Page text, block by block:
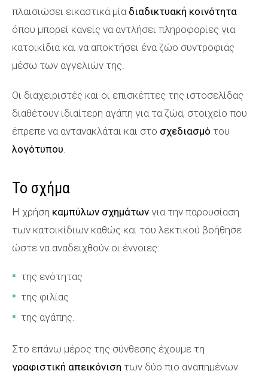
πλαισιώσει εικαστικά μία διαδικτυακή κοινότητα
όπου μπορεί κανείς να αντλήσει πληροφορίες για
κατοικίδια και να αποκτήσει ένα ζώο συντροφιάς
μέσω των αγγελιών της.
Οι διαχειριστές και οι επισκέπτες της ιστοσελίδας
διαθέτουν ιδιαίτερη αγάπη για τα ζώα, στοιχείο που
έπρεπε να αντανακλάται και στο σχεδιασμό του
λογότυπου.
Το σχήμα
Η χρήση καμπύλων σχημάτων για την παρουσίαση
των κατοικίδιων καθώς και του λεκτικού βοήθησε
ώστε να αναδειχθούν οι έννοιες:
της ενότητας
της φιλίας
της αγάπης.
Στο επάνω μέρος της σύνθεσης έχουμε τη
γραφιστική απεικόνιση των δύο πιο αγαπημένων